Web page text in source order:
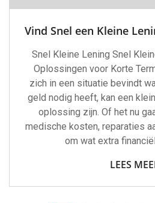
Vind Snel een Kleine
Snel Kleine Lening Snel
Oplossingen voor Korte
zich in een situatie bevindt
geld nodig heeft, kan een
oplossing zijn. Of het nu
medische kosten, reparaties
om wat extra
LEES